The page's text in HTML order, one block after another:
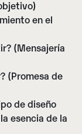
en el
(Mensajería
(Promesa de
de diseño
esencia de la